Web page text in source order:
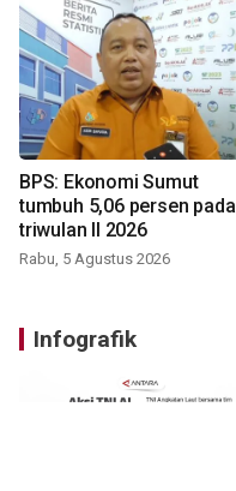
BPS: Ekonomi Sumut
tumbuh 5,06 persen pada
triwulan II 2026
Rabu, 5 Agustus 2026
Infografik